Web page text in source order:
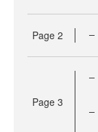
Page 2
Page 3